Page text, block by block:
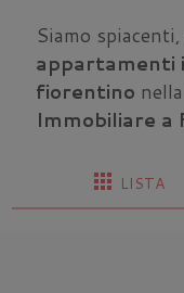
Siamo
appartamenti
fiorentino
Immobiliare a
apps LISTA